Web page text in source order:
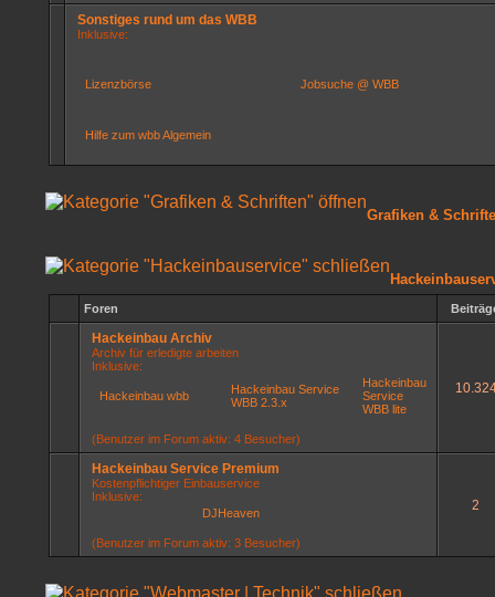
Sonstiges rund um das WBB
Inklusive:
Lizenzbörse Jobsuche @ WBB
Hilfe zum wbb Algemein
Grafiken &
Foren
Hackeinbau Archiv
Archiv für erledigte arbeiten
Inklusive:
Hackeinbau wbb
Hackeinbau Service
WBB 2.3.x
Hackeinbau
Service
WBB lite
(Benutzer im Forum aktiv: 4 Besucher)
Hackeinbau Service Premium
Kostenpflichtiger Einbauservice
Inklusive:
DJHeaven
(Benutzer im Forum aktiv: 3 Besucher)
2